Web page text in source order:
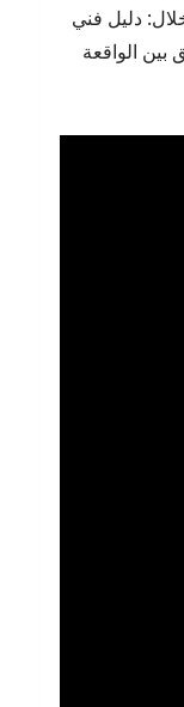
دليل فني
الواقعة